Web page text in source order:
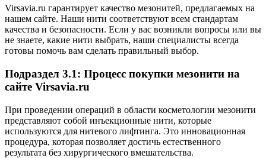
Virsavia.ru гарантирует качество мезонитей, предлагаемых на
нашем сайте. Наши нити соответствуют всем стандартам
качества и безопасности. Если у вас возникли вопросы или вы
не знаете, какие нити выбрать, наши специалисты всегда
готовы помочь вам сделать правильный выбор.
Подраздел 3.1: Процесс покупки мезонити на
сайте Virsavia.ru
При проведении операций в области косметологии мезонити
представляют собой инъекционные нити, которые
используются для нитевого лифтинга. Это инновационная
процедура, которая позволяет достичь естественного
результата без хирургического вмешательства.